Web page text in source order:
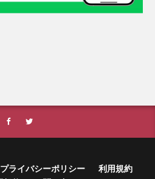
プライバシーポリシー
利用規約